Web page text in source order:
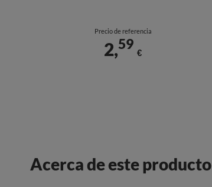
Precio de referencia
2,59
€
Acerca de este producto